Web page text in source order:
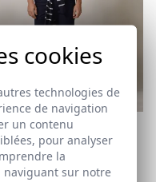
de REBAJAS
CHINO | BLEU
€ / 34,95 €
44 48
cookies
technologies de
de navigation
un contenu
pour analyser
la
naviguant sur notre